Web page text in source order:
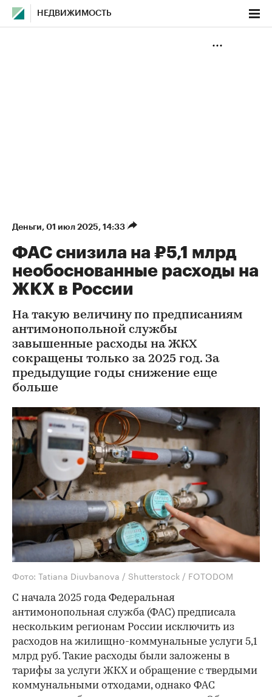
НЕДВИЖИМОСТЬ
Деньги⁠, 01 июл 2025, 14:33
ФАС снизила на ₽5,1 млрд
необоснованные расходы на
ЖКХ в России
На такую величину по предписаниям
антимонопольной службы
завышенные расходы на ЖКХ
сокращены только за 2025 год. За
предыдущие годы снижение еще
больше
Фото: Tatiana Diuvbanova / Shutterstock / FOTODOM
С начала 2025 года Федеральная
антимонопольная служба (ФАС) предписала
нескольким регионам России исключить из
расходов на жилищно-коммунальные услуги 5,1
млрд руб. Такие расходы были заложены в
тарифы за услуги ЖКХ и обращение с твердыми
коммунальными отходами, однако ФАС